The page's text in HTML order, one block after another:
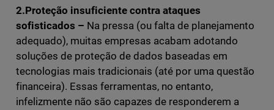
2.Proteção insuficiente contra ataques
sofisticados – Na pressa (ou falta de planejamento
adequado), muitas empresas acabam adotando
soluções de proteção de dados baseadas em
tecnologias mais tradicionais (até por uma questão
financeira). Essas ferramentas, no entanto,
infelizmente não são capazes de responderem a